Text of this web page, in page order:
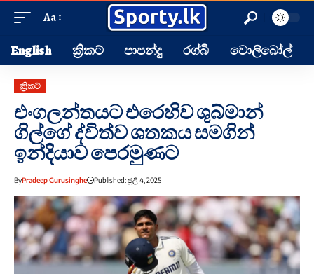
Aa
English ක්‍රිකට් පාපන්දු රග්බි වොලිබෝල්
ක්‍රිකට්
එංගලන්තයට එරෙහිව ශුබ්මාන්
ගිල්ගේ ද්විත්ව ශතකය සමගින්
ඉන්දියාව පෙරමුණට
ByPradeep Gurusinghe Published: ජූලි 4, 2025